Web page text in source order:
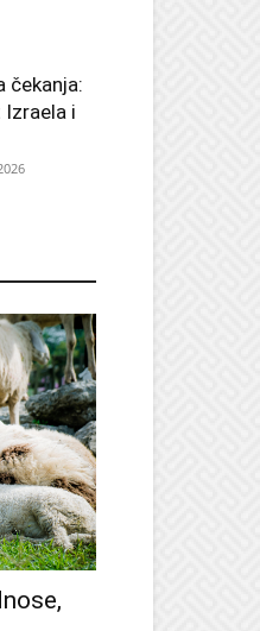
čekanja:
Izraela i